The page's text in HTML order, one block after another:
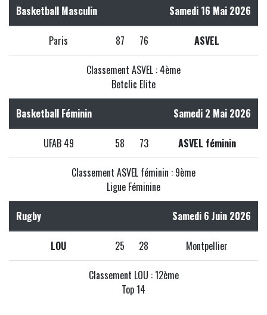
Basketball Masculin Samedi 16 Mai 2026
Paris 87 76 ASVEL
Classement ASVEL : 4ème
Betclic Elite
Basketball Féminin Samedi 2 Mai 2026
UFAB 49 58 73 ASVEL féminin
Classement ASVEL féminin : 9ème
Ligue Féminine
Rugby Samedi 6 Juin 2026
LOU 25 28 Montpellier
Classement LOU : 12ème
Top 14